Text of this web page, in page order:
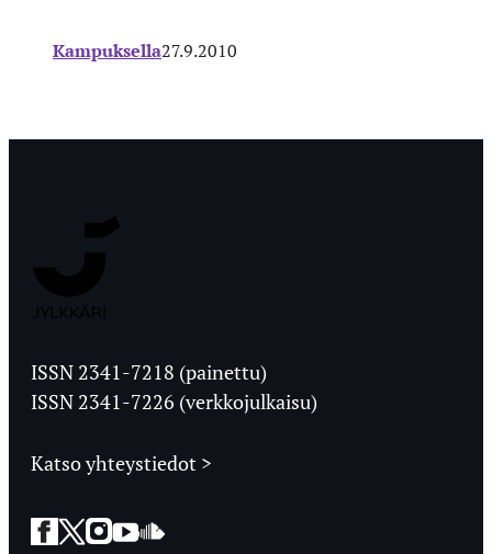
Kampuksella27.9.2010
Ylioppilaslehti
ISSN 2341-7218 (painettu)
ISSN 2341-7226 (verkkojulkaisu)
Katso yhteystiedot >
Facebook
Twitter
Instagram
YouTube
SoundCloud